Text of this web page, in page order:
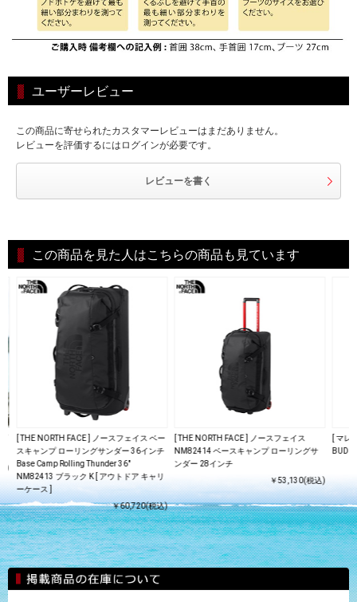
ユーザーレビュー
この商品に寄せられたカスタマーレビューはまだありません。
レビューを評価するにはログインが必要です。
レビューを書く
この商品を見た人はこちらの商品も見ています
)
[ THE NORTH FACE ] ノースフェイス ベー
スキャンプ ローリングサンダー 36インチ
Base Camp Rolling Thunder 36"
NM82413 ブラック K [ アウトドア キャリ
ーケース ]
￥60,720(税込)
[ THE NORTH FACE ] ノースフェイス
NM82414 ベースキャンプ ローリングサ
ンダー 28インチ
￥53,130(税込)
[ マレ